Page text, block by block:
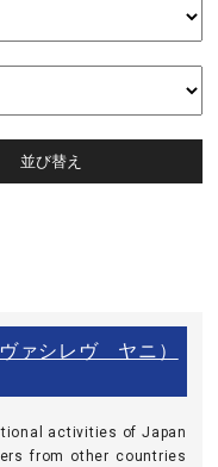
ァシレヴ ヤニ）
activities of Japan
from other countries